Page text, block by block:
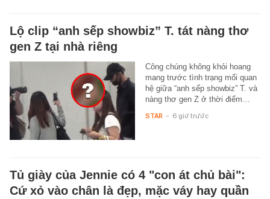
Lộ clip “anh sếp showbiz” T. tát nàng thơ
gen Z tại nhà riêng
Công chúng không khỏi hoang
mang trước tình trạng mối quan
hệ giữa “anh sếp showbiz” T. và
nàng thơ gen Z ở thời điểm…
STAR - 6 giờ trước
Tủ giày của Jennie có 4 "con át chủ bài":
Cứ xỏ vào chân là đẹp, mặc váy hay quần